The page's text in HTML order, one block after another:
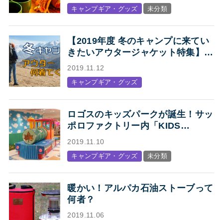
キャンプギア・グッズ 未分類
【2019年度 冬のキャンプに来てい
きたいアウタージャケット特集】キ
ャンプ・アウトドアにオススメの、
人気アウトドアブランド各社のジャ
ケットまとめ【Mens】
2019.11.12
キャンプギア・グッズ
ロゴスのキッズパークが誕生！サッ
ポロファクトリー内「KIDS
STATION produced by LOGOS」
オープン
2019.11.10
キャンプギア・グッズ 未分類
暖かい！アルパカ石油ストーブって
何者？
2019.11.06